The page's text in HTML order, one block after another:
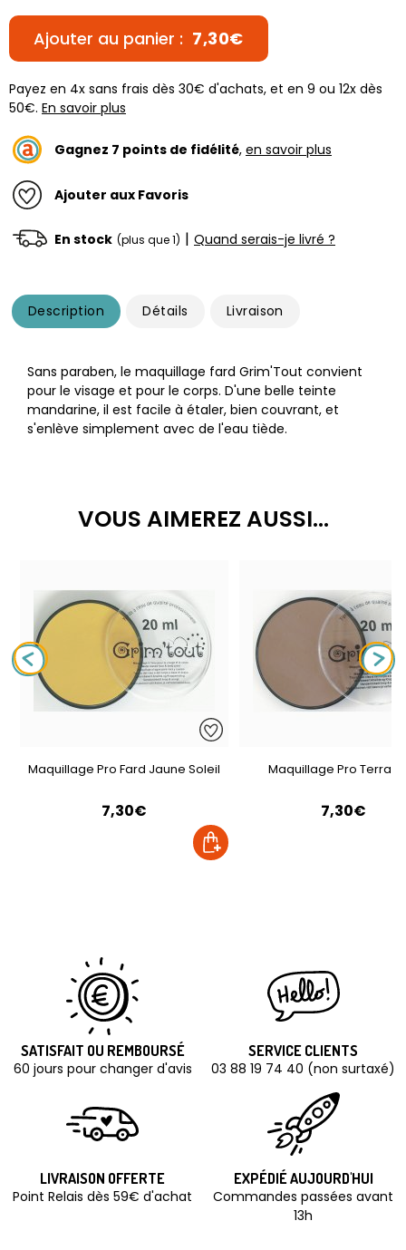
Ajouter au panier : 7,30€
Payez en 4x sans frais dès 30€ d'achats, et en 9 ou 12x dès
50€. En savoir plus
Gagnez 7 points de fidélité, en savoir plus
Ajouter aux Favoris
En stock (plus que 1) | Quand serais-je livré ?
Description Détails Livraison
Sans paraben, le maquillage fard Grim'Tout convient
pour le visage et pour le corps. D'une belle teinte
mandarine, il est facile à étaler, bien couvrant, et
s'enlève simplement avec de l'eau tiède.
VOUS AIMEREZ AUSSI...
Maquillage Pro Fard Jaune Soleil
7,30€
Maquillage Pro
7,30€
SATISFAIT OU REMBOURSÉ
60 jours pour changer d'avis
SERVICE CLIENTS
03 88 19 74 40 (non surtaxé)
LIVRAISON OFFERTE
Point Relais dès 59€ d'achat
EXPÉDIÉ AUJOURD'HUI
Commandes passées avant
13h